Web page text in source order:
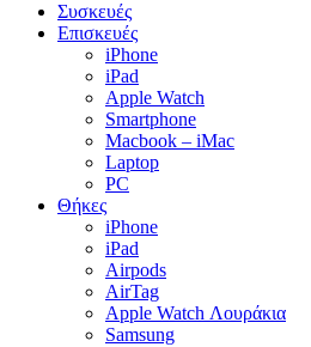
Συσκευές
Επισκευές
iPhone
iPad
Apple Watch
Smartphone
Macbook – iMac
Laptop
PC
Θήκες
iPhone
iPad
Airpods
AirTag
Apple Watch Λουράκια
Samsung